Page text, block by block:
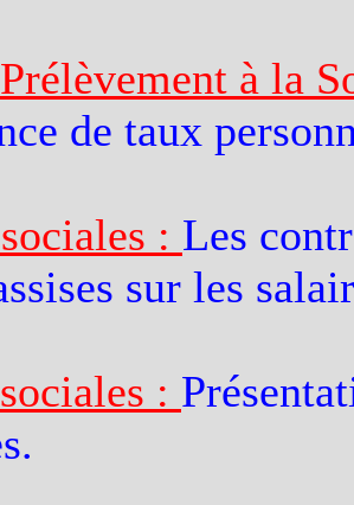
à la
de taux
: Les
sur les
: